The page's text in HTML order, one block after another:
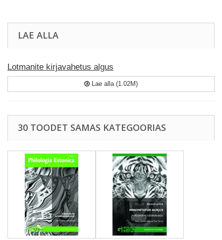
LAE ALLA
Lotmanite kirjavahetus algus
Lae alla (1.02M)
30 TOODET SAMAS KATEGOORIAS